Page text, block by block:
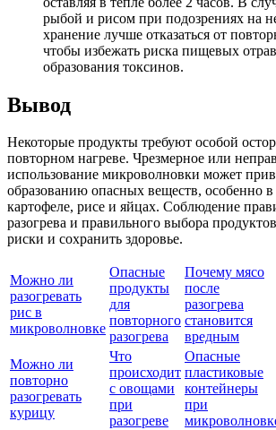
рыбой и рисом при подозрениях на
хранение лучше отказаться от
чтобы избежать риска пищевых
образования токсинов.
Вывод
Некоторые продукты требуют особой
повторном нагреве. Чрезмерное или
использование микроволновки может
образованию опасных веществ, особенно
картофеле, рисе и яйцах. Соблюдение
разогрева и правильного выбора
риски и сохранить здоровье.
Можно ли
разогревать
рис в
микроволновке
Опасные
продукты
для
повторного
разогрева
Почему мясо
после
разогрева
становится
вредным
Можно ли
повторно
разогревать
курицу
Что
происходит
с овощами
при
разогреве
Опасные
пластиковые
контейнеры
при